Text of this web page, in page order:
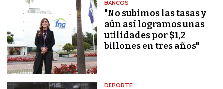
BANCOS
"No subimos las tasas y
aún así logramos unas
utilidades por $1,2
billones en tres años"
DEPORTE